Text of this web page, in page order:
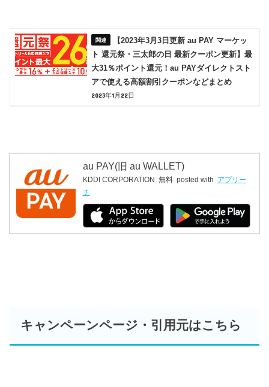
【2023年3月3日更新 au PAY マーケッ
ト 還元祭・三太郎の日 最新クーポン更新】最
大31％ポイント還元！au PAYダイレクトスト
アで使える高額割引クーポンなどまとめ
2023年1月22日
au PAY(旧 au WALLET)
KDDI CORPORATION 無料 posted with アプリー
チ
キャンペーンページ・引用元はこちら